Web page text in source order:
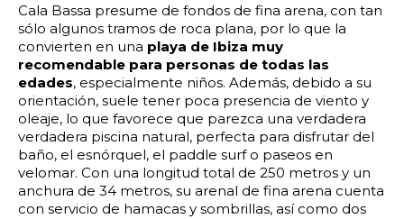
Cala Bassa presume de fondos de fina arena, con tan
sólo algunos tramos de roca plana, por lo que la
convierten en una playa de Ibiza muy
recomendable para personas de todas las
edades, especialmente niños. Además, debido a su
orientación, suele tener poca presencia de viento y
oleaje, lo que favorece que parezca una verdadera
verdadera piscina natural, perfecta para disfrutar del
baño, el esnórquel, el paddle surf o paseos en
velomar. Con una longitud total de 250 metros y un
anchura de 34 metros, su arenal de fina arena cuenta
con servicio de hamacas y sombrillas, así como dos
14:00 14:30 15:00 15:30
16:00 16:30 17:00
18:00 18:30 19:00 19:30
20:00 20:30 21:00 21:30
22:00 22:30 23:00 23:30
Edad: